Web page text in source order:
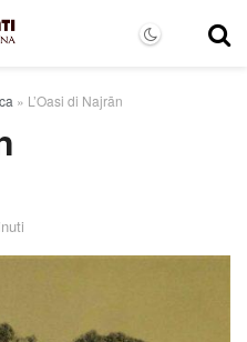
» L’Oasi di Najrān